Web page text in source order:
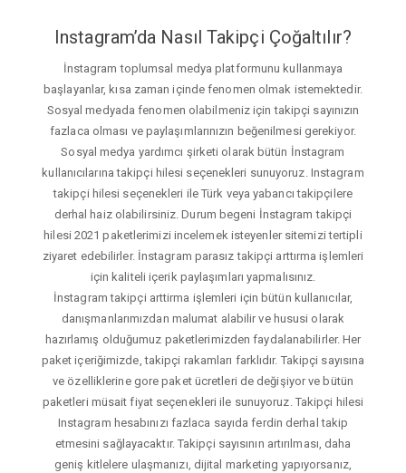
Instagram’da Nasıl Takipçi Çoğaltılır?
İnstagram toplumsal medya platformunu kullanmaya
başlayanlar, kısa zaman içinde fenomen olmak istemektedir.
Sosyal medyada fenomen olabilmeniz için takipçi sayınızın
fazlaca olması ve paylaşımlarınızın beğenilmesi gerekiyor.
Sosyal medya yardımcı şirketi olarak bütün İnstagram
kullanıcılarına takipçi hilesi seçenekleri sunuyoruz. Instagram
takipçi hilesi seçenekleri ile Türk veya yabancı takipçilere
derhal haiz olabilirsiniz. Durum begeni İnstagram takipçi
hilesi 2021 paketlerimizi incelemek isteyenler sitemizi tertipli
ziyaret edebilirler. İnstagram parasız takipçi arttırma işlemleri
için kaliteli içerik paylaşımları yapmalısınız.
İnstagram takipçi arttirma işlemleri için bütün kullanıcılar,
danışmanlarımızdan malumat alabilir ve hususi olarak
hazırlamış olduğumuz paketlerimizden faydalanabilirler. Her
paket içeriğimizde, takipçi rakamları farklıdır. Takipçi sayısına
ve özelliklerine gore paket ücretleri de değişiyor ve bütün
paketleri müsait fiyat seçenekleri ile sunuyoruz. Takipçi hilesi
Instagram hesabınızı fazlaca sayıda ferdin derhal takip
etmesini sağlayacaktır. Takipçi sayısının artırılması, daha
geniş kitlelere ulaşmanızı, dijital marketing yapıyorsanız,